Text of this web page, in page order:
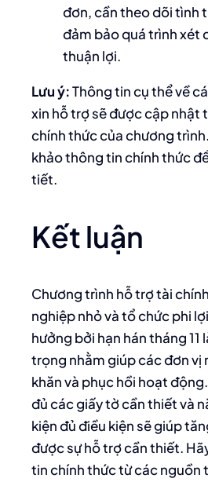
đơn, cần theo dõi tình
đảm bảo quá trình xét
thuận lợi.
Lưu ý:Thông tin cụ thể về
xin hỗ trợ sẽ được cập nhật
chính thức của chương
khảo thông tin chính thức
tiết.
Kết luận
Chương trình hỗ trợ tài
nghiệp nhỏ và tổ chức phi
hưởng bởi hạn hán tháng 11
trọng nhằm giúp các đơn vị
khăn và phục hồi hoạt
đủ các giấy tờ cần thiết và
kiện đủ điều kiện sẽ giúp
được sự hỗ trợ cần thiết.
tin chính thức từ các nguồn